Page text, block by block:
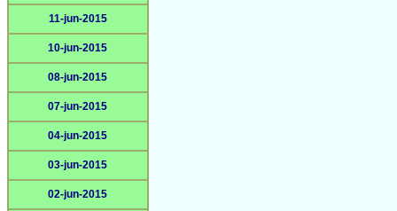
11-jun-2015
10-jun-2015
08-jun-2015
07-jun-2015
04-jun-2015
03-jun-2015
02-jun-2015